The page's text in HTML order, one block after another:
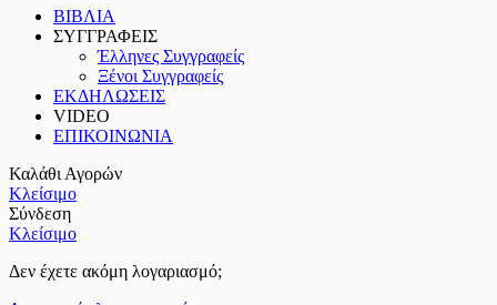
ΒΙΒΛΙΑ
ΣΥΓΓΡΑΦΕΙΣ
Έλληνες Συγγραφείς
Ξένοι Συγγραφείς
ΕΚΔΗΛΩΣΕΙΣ
VIDEO
ΕΠΙΚΟΙΝΩΝΙΑ
Καλάθι Αγορών
Κλείσιμο
Σύνδεση
Κλείσιμο
Δεν έχετε ακόμη λογαριασμό;